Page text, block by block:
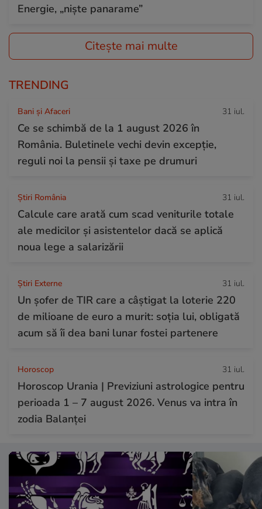
Energie, „niște panarame”
Citește mai multe
TRENDING
Bani și Afaceri 31 iul.
Ce se schimbă de la 1 august 2026 în
România. Buletinele vechi devin excepție,
reguli noi la pensii și taxe pe drumuri
Știri România 31 iul.
Calcule care arată cum scad veniturile totale
ale medicilor și asistentelor dacă se aplică
noua lege a salarizării
Știri Externe 31 iul.
Un șofer de TIR care a câștigat la loterie 220
de milioane de euro a murit: soția lui, obligată
acum să îi dea bani lunar fostei partenere
Horoscop 31 iul.
Horoscop Urania | Previziuni astrologice pentru
perioada 1 – 7 august 2026. Venus va intra în
zodia Balanței